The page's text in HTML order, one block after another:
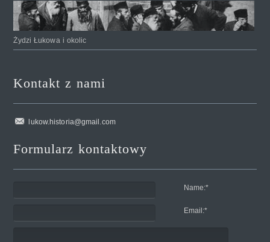
Żydzi Łukowa i okolic
Kontakt z nami
lukow.historia@gmail.com
Formularz kontaktowy
Name:*
Email:*